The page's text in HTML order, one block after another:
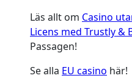
Läs allt om Casino
Licens med Trustly &
Passagen!
Se alla EU casino här!